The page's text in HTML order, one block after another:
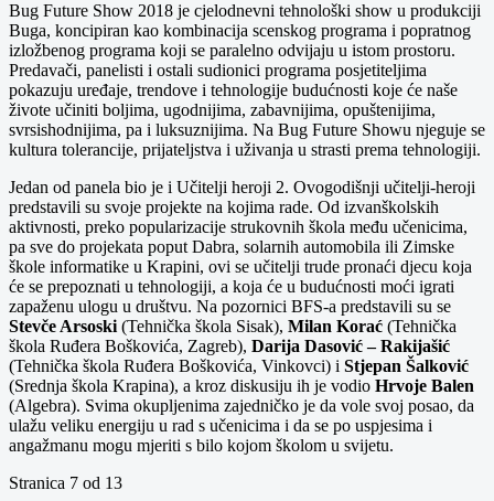
Bug Future Show 2018 je cjelodnevni tehnološki show u produkciji
Buga, koncipiran kao kombinacija scenskog programa i popratnog
izložbenog programa koji se paralelno odvijaju u istom prostoru.
Predavači, panelisti i ostali sudionici programa posjetiteljima
pokazuju uređaje, trendove i tehnologije budućnosti koje će naše
živote učiniti boljima, ugodnijima, zabavnijima, opuštenijima,
svrsishodnijima, pa i luksuznijima. Na Bug Future Showu njeguje se
kultura tolerancije, prijateljstva i uživanja u strasti prema tehnologiji.
Jedan od panela bio je i Učitelji heroji 2. Ovogodišnji učitelji-heroji
predstavili su svoje projekte na kojima rade. Od izvanškolskih
aktivnosti, preko popularizacije strukovnih škola među učenicima,
pa sve do projekata poput Dabra, solarnih automobila ili Zimske
škole informatike u Krapini, ovi se učitelji trude pronaći djecu koja
će se prepoznati u tehnologiji, a koja će u budućnosti moći igrati
zapaženu ulogu u društvu. Na pozornici BFS-a predstavili su se
Stevče Arsoski (Tehnička škola Sisak), Milan Korać (Tehnička
škola Ruđera Boškovića, Zagreb), Darija Dasović – Rakijašić
(Tehnička škola Ruđera Boškovića, Vinkovci) i Stjepan Šalković
(Srednja škola Krapina), a kroz diskusiju ih je vodio Hrvoje Balen
(Algebra). Svima okupljenima zajedničko je da vole svoj posao, da
ulažu veliku energiju u rad s učenicima i da se po uspjesima i
angažmanu mogu mjeriti s bilo kojom školom u svijetu.
Stranica 7 od 13